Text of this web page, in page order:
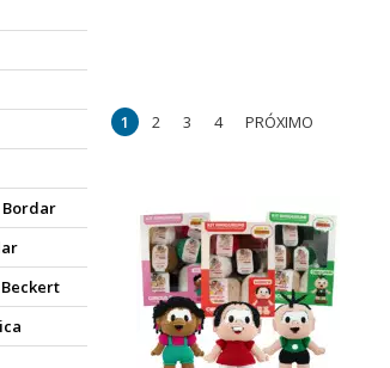
Bordar
1 2 3 4 PRÓXIMO